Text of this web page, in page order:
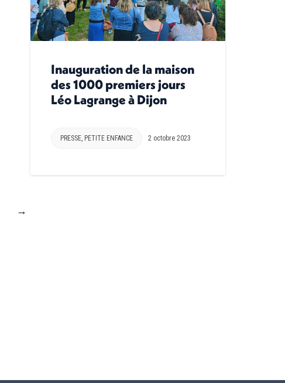
Inauguration de la maison
des 1000 premiers jours
Léo Lagrange à Dijon
PRESSE, PETITE ENFANCE 2 octobre 2023
→